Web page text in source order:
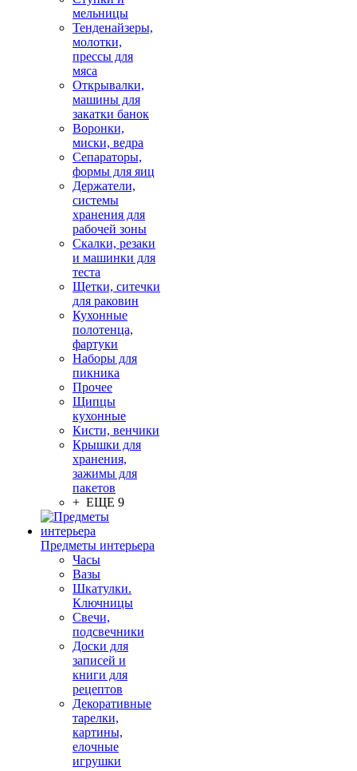
мельницы
Тенденайзеры,
молотки,
прессы для
мяса
Открывалки,
машины для
закатки банок
Воронки,
миски, ведра
Сепараторы,
формы для яиц
Держатели,
системы
хранения для
рабочей зоны
Скалки, резаки
и машинки для
теста
Щетки, ситечки
для раковин
Кухонные
полотенца,
фартуки
Наборы для
пикника
Прочее
Щипцы
кухонные
Кисти, венчики
Крышки для
хранения,
зажимы для
пакетов
+ ЕЩЕ 9
Предметы интерьера
Часы
Вазы
Шкатулки.
Ключницы
Свечи,
подсвечники
Доски для
записей и
книги для
рецептов
Декоративные
тарелки,
картины,
елочные
игрушки